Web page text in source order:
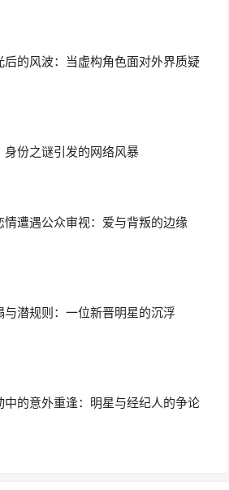
后的风波：当虚构角色面对外界质疑
身份之谜引发的网络风暴
情遭遇公众审视：爱与背叛的边缘
与潜规则：一位新晋明星的沉浮
中的意外重逢：明星与经纪人的争论